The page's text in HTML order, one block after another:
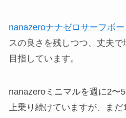
nanazeroナナゼロサーフボー
スの良さを残しつつ、丈夫
目指しています。
nanazeroミニマルを週に2〜
上乗り続けていますが、ま